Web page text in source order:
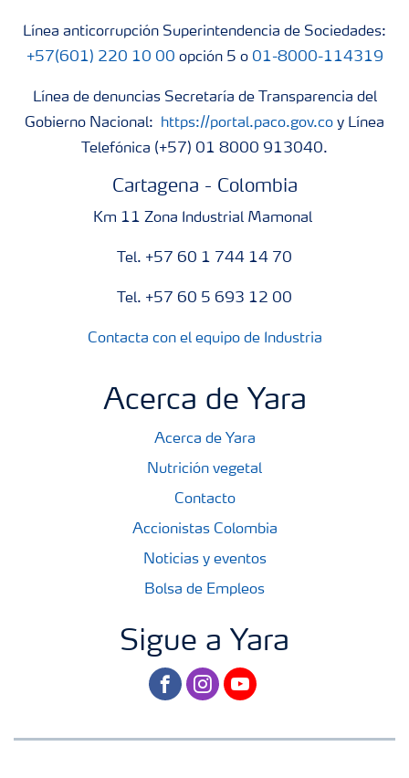
Línea anticorrupción Superintendencia de Sociedades:
+57(601) 220 10 00 opción 5 o 01-8000-114319
Línea de denuncias Secretaría de Transparencia del
Gobierno Nacional:
https://portal.paco.gov.co y Línea
Telefónica (+57) 01 8000 913040.
Cartagena - Colombia
Km 11 Zona Industrial Mamonal
Tel. +57 60 1 744 14 70
Tel. +57 60 5 693 12 00
Contacta con el equipo de Industria
Acerca de Yara
Acerca de Yara
Nutrición vegetal
Contacto
Accionistas Colombia
Noticias y eventos
Bolsa de Empleos
Sigue a Yara
facebookinstagram
youtube